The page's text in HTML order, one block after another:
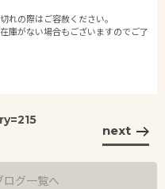
の際はご容赦ください。
庫がない場合もございますのでご了
next
ログ一覧へ